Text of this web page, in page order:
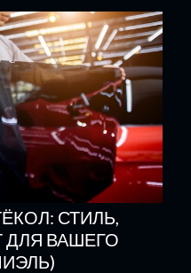
СТИЛЬ,
ВАШЕГО